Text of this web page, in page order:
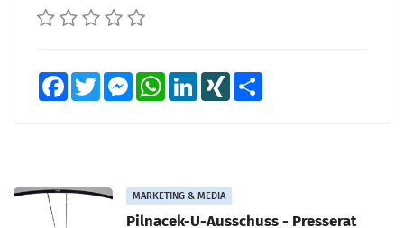
FacebookTwitter MessengerWhatsAppLinkedInXING
MARKETING & MEDIA
Pilnacek-U-Ausschuss - Presserat